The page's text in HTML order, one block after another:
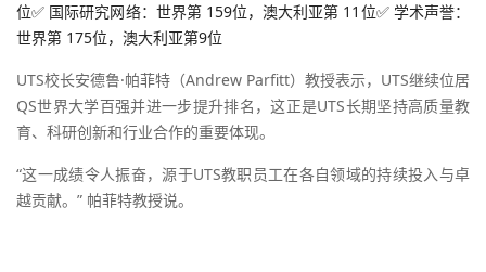
位✅ 国际研究网络：世界第 159位，澳大利亚第 11位✅ 学术声誉：
世界第 175位，澳大利亚第9位
UTS校长安德鲁·帕菲特（Andrew Parfitt）教授表示，UTS继续位居
QS世界大学百强并进一步提升排名，这正是UTS长期坚持高质量教
育、科研创新和行业合作的重要体现。
“这一成绩令人振奋，源于UTS教职员工在各自领域的持续投入与卓
越贡献。” 帕菲特教授说。